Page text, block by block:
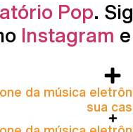
Pop.
Instagram
da música
sua